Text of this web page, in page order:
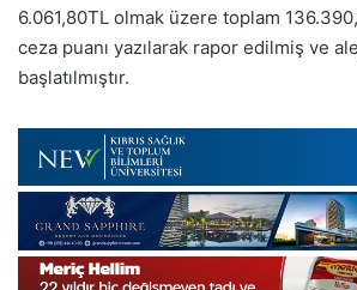
6.061,80TL olmak üzere toplam
ceza puanı yazılarak rapor edilmiş ve
başlatılmıştır.